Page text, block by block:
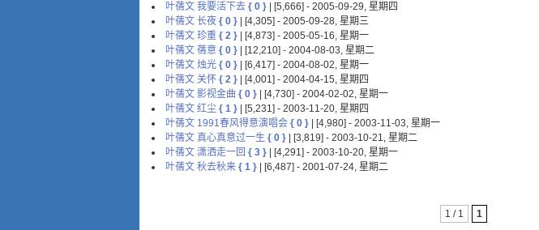
叶蒨文 我要活下去 { 0 } | [5,666] - 2005-09-29, 星期四
叶蒨文 长夜 { 0 } | [4,305] - 2005-09-28, 星期三
叶蒨文 珍重 { 2 } | [4,873] - 2005-05-16, 星期一
叶蒨文 蒨意 { 0 } | [12,210] - 2004-08-03, 星期二
叶蒨文 烛光 { 0 } | [6,417] - 2004-08-02, 星期一
叶蒨文 关怀 { 2 } | [4,001] - 2004-04-15, 星期四
叶蒨文 影视金曲 { 0 } | [4,730] - 2004-02-02, 星期一
叶蒨文 红尘 { 1 } | [5,231] - 2003-11-20, 星期四
叶蒨文 1991春风得意演唱会 { 0 } | [4,980] - 2003-11-03, 星期一
叶蒨文 真心真意过一生 { 0 } | [3,819] - 2003-10-21, 星期二
叶蒨文 潇洒走一回 { 3 } | [4,291] - 2003-10-20, 星期一
叶蒨文 秋去秋来 { 1 } | [6,487] - 2001-07-24, 星期二
1 / 1 1